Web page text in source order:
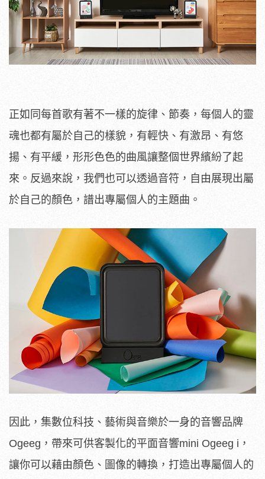
正如同每首歌有著不一樣的旋律、節奏，每個人的靈
魂也都有屬於自己的樣貌，有輕快、有激昂、有悠
揚、有平緩，形形色色的曲風讓整個世界繽紛了起
來。反過來說，我們也可以透過音符，自由展現出屬
於自己的顏色，譜出專屬個人的主題曲。
因此，集數位科技、藝術與音樂於一身的音響品牌
Ogeeg，帶來可供客製化的平面音響mini Ogeeg i，
讓你可以藉由顏色、圖像的轉換，打造出專屬個人的